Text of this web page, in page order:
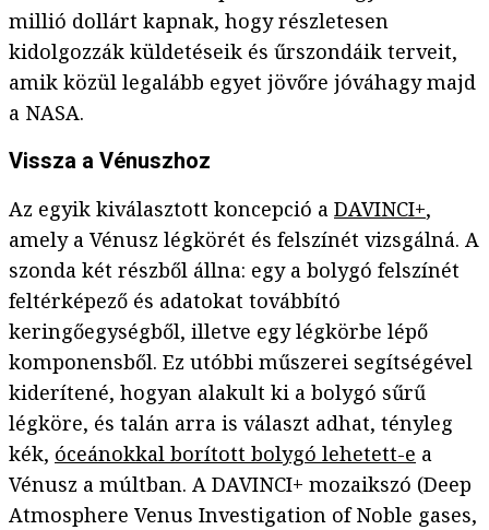
millió dollárt kapnak, hogy részletesen
kidolgozzák küldetéseik és űrszondáik terveit,
amik közül legalább egyet jövőre jóváhagy majd
a NASA.
Vissza a Vénuszhoz
Az egyik kiválasztott koncepció a DAVINCI+,
amely a Vénusz légkörét és felszínét vizsgálná. A
szonda két részből állna: egy a bolygó felszínét
feltérképező és adatokat továbbító
keringőegységből, illetve egy légkörbe lépő
komponensből. Ez utóbbi műszerei segítségével
kiderítené, hogyan alakult ki a bolygó sűrű
légköre, és talán arra is választ adhat, tényleg
kék, óceánokkal borított bolygó lehetett-e a
Vénusz a múltban. A DAVINCI+ mozaikszó (Deep
Atmosphere Venus Investigation of Noble gases,